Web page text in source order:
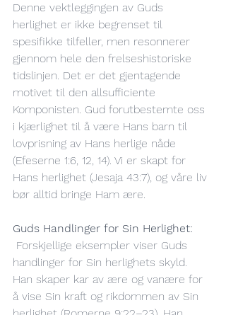
Denne vektleggingen av Guds
herlighet er ikke begrenset til
spesifikke tilfeller, men resonnerer
gjennom hele den frelseshistoriske
tidslinjen. Det er det gjentagende
motivet til den allsufficiente
Komponisten. Gud forutbestemte oss
i kjærlighet til å være Hans barn til
lovprisning av Hans herlige nåde
(Efeserne 1:6, 12, 14). Vi er skapt for
Hans herlighet (Jesaja 43:7), og våre liv
bør alltid bringe Ham ære.
Guds Handlinger for Sin Herlighet:
handlinger for Sin herlighets skyld.
Han skaper kar av ære og vanære for
å vise Sin kraft og rikdommen av Sin